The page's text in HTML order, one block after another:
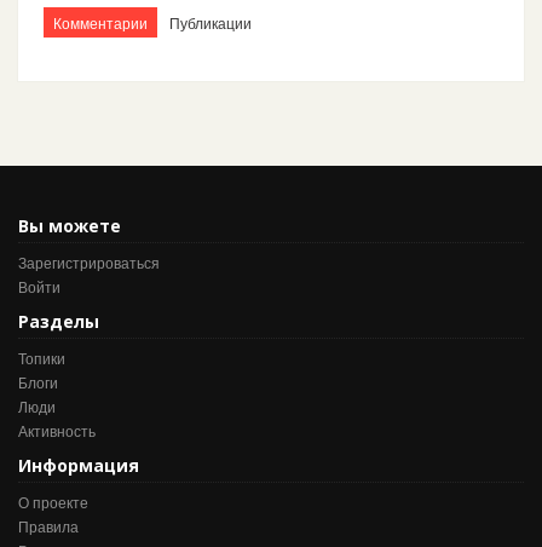
Комментарии Публикации
Вы можете
Зарегистрироваться
Войти
Разделы
Топики
Блоги
Люди
Активность
Информация
О проекте
Правила